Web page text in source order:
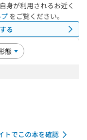
身が利用されるお近く
をご覧ください。
る
トでこの本を確認